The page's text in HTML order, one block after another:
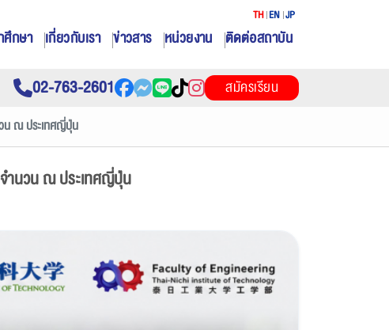
กษา เกี่ยวกับเรา ข่าวสาร หน่วยงาน ติดต่อสถาบัน
TH EN JP
02-763-2601 สมัครเรียน
น ณ ประเทศญี่ปุ่น
ำนวน ณ ประเทศญี่ปุ่น